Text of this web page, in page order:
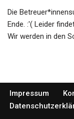
Die
Ende. :'( Leider
Wir werden in den
Impressum